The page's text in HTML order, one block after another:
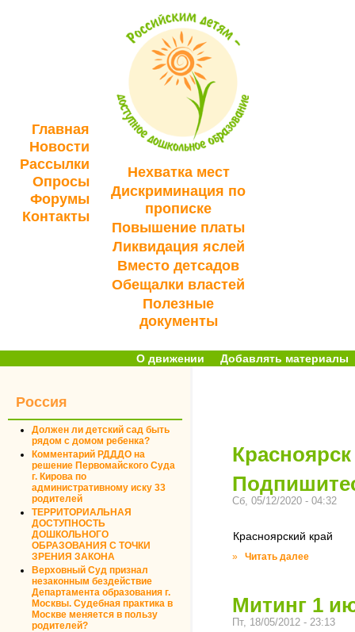
Главная
Новости
Рассылки
Опросы
Форумы
Контакты
Нехватка мест
Дискриминация по
прописке
Повышение платы
Ликвидация яслей
Вместо детсадов
Обещалки властей
Полезные
документы
О движении Добавлять материалы
Россия
Должен ли детский сад быть
рядом с домом ребенка?
Комментарий РДДДО на
решение Первомайского Суда
г. Кирова по
административному иску 33
родителей
ТЕРРИТОРИАЛЬНАЯ
ДОСТУПНОСТЬ
ДОШКОЛЬНОГО
ОБРАЗОВАНИЯ С ТОЧКИ
ЗРЕНИЯ ЗАКОНА
Верховный Суд признал
незаконным бездействие
Департамента образования г.
Москвы. Судебная практика в
Москве меняется в пользу
родителей?
Красноярск
Сб, 05/12/2020 - 04:32
Красноярский край
» Читать далее
Митинг 1
Пт, 18/05/2012 - 23:13